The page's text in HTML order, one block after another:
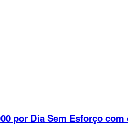
por Dia Sem Esforço